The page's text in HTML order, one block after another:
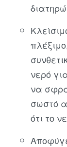
νερό
να
σωστό
ότι το